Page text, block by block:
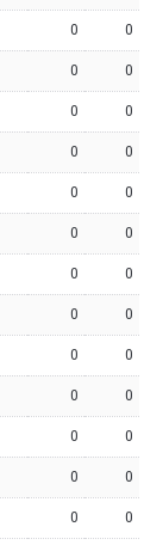
0 0
0 0
0 0
0 0
0 0
0 0
0 0
0 0
0 0
0 0
0 0
0 0
0 0